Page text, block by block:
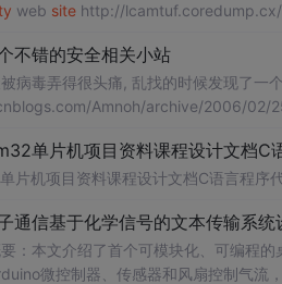
web site
不错的安全相关小站
病毒弄得很头痛, 乱找的时候发现了
Amnoh/archive/2006/02/
单片机项目资料课程设计文档C
片机项目资料课程设计文档C语言程序
通信基于化学信号的文本传输系
：本文介绍了首个可模块化、可编程
微控制器、传感器和风扇控制气流